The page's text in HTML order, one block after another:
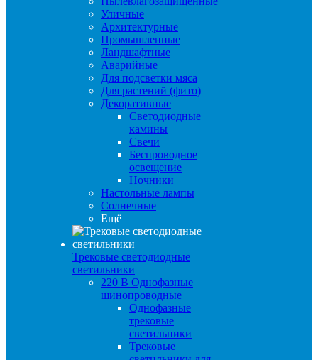
Уличные
Архитектурные
Промышленные
Ландшафтные
Аварийные
Для подсветки мяса
Для растений (фито)
Декоративные
Светодиодные
камины
Свечи
Беспроводное
освещение
Ночники
Настольные лампы
Солнечные
Ещё
Трековые светодиодные
светильники
220 B Однофазные
шинопроводные
Однофазные
трековые
светильники
Трековые